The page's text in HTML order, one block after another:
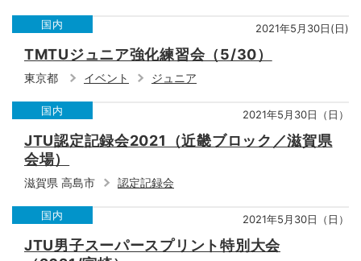
国内 2021年5月30日(日)
TMTUジュニア強化練習会（5/30）
東京都 イベント ジュニア
国内 2021年5月30日（日）
JTU認定記録会2021（近畿ブロック／滋賀県
会場）
滋賀県 高島市 認定記録会
国内 2021年5月30日（日）
JTU男子スーパースプリント特別大会